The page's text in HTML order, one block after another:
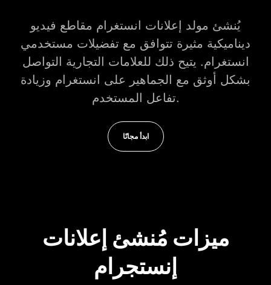
يُنشئ مولد إعلانات انستغرام مقاطع فيديو
ديناميكية مثيرة تتوافق مع تفضيلات مستخدمي
انستغرام. يتيح ذلك للعلامات التجارية التواصل
بشكل أوثق مع الجماهير على انستغرام وزيادة
تفاعل المستخدم.
ابدأ مجانًا
ميزات مُنشئ إعلانات
إنستجرام